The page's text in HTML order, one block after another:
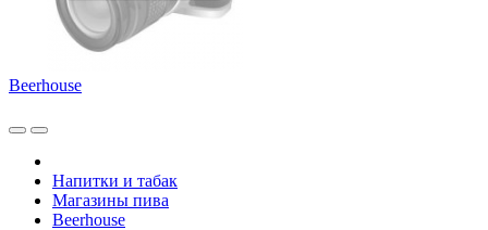
Beerhouse
Напитки и табак
Магазины пива
Beerhouse